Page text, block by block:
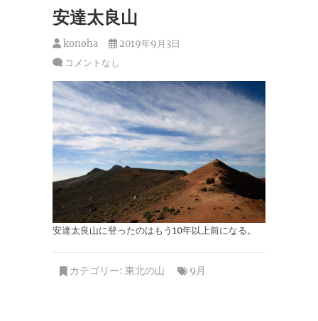
安達太良山
konoha
2019年9月3日
コメントなし
安達太良山に登ったのはもう10年以上前になる。
カテゴリー: 東北の山 9月